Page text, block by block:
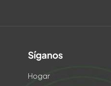
Síganos
Hogar